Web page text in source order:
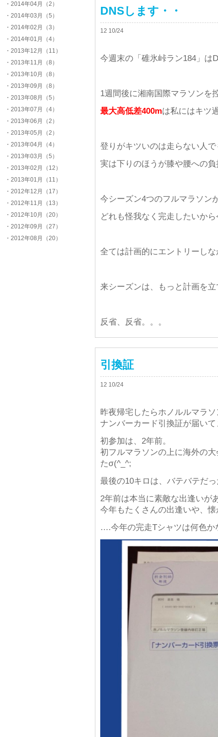
・2014年04月（2）
・2014年03月（5）
・2014年02月（3）
・2014年01月（4）
・2013年12月（11）
・2013年11月（8）
・2013年10月（8）
・2013年09月（8）
・2013年08月（5）
・2013年07月（4）
・2013年06月（2）
・2013年05月（2）
・2013年04月（4）
・2013年03月（5）
・2013年02月（12）
・2013年01月（11）
・2012年12月（17）
・2012年11月（13）
・2012年10月（20）
・2012年09月（27）
・2012年08月（20）
DNSします・・
12 10/24
今週末の「碓氷峠ラン184」は
1週間後に湘南国際マラソンを
最大高低差400mは私にはキツ
登りがキツいのは走らない人
実は下りのほうが膝や腰への
今シーズン4つのフルマラソン
どれも怪我なく完走したいか
全ては計画的にエントリーし
来シーズンは、もっと計画を
反省、反省。。。
引換証
12 10/24
昨夜帰宅したらホノルルマラ
ナンバーカード引換証が届い
初参加は、2年前。
初フルマラソンの上に海外の
たσ(^_^;
最後の10キロは、バテバテだ
2年前は本当に素敵な出逢いが
今年もたくさんの出逢いや、
….今年の完走Tシャツは何色か